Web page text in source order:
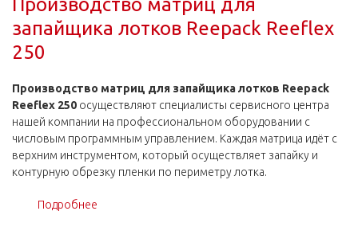
Производство матриц для
запайщика лотков Reepack Reeflex
250
Производство матриц для запайщика лотков Reepack
Reeflex 250 осуществляют специалисты сервисного центра
нашей компании на профессиональном оборудовании с
числовым программным управлением. Каждая матрица идёт с
верхним инструментом, который осуществляет запайку и
контурную обрезку пленки по периметру лотка.
Подробнее